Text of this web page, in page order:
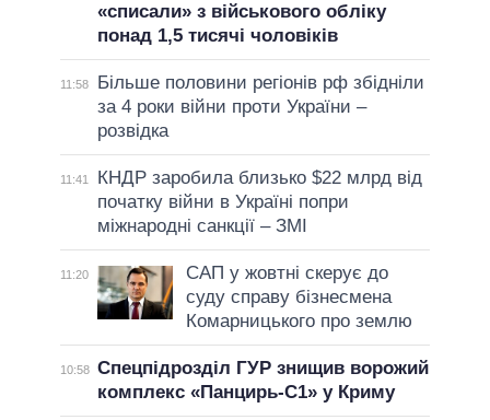
«списали» з військового обліку
понад 1,5 тисячі чоловіків
11:58
Більше половини регіонів рф збідніли
за 4 роки війни проти України –
розвідка
11:41
КНДР заробила близько $22 млрд від
початку війни в Україні попри
міжнародні санкції – ЗМІ
11:20
САП у жовтні скерує до
суду справу бізнесмена
Комарницького про землю
10:58 Спецпідрозділ ГУР знищив ворожий
комплекс «Панцирь-С1» у Криму